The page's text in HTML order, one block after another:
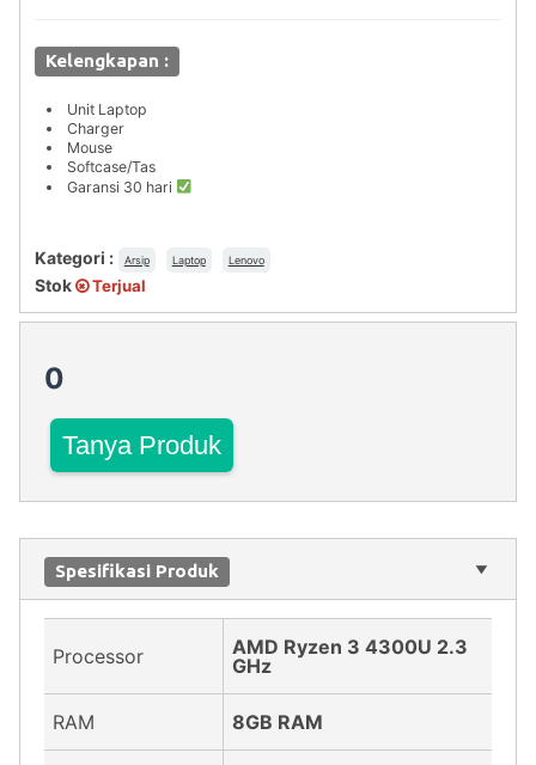
Kelengkapan :
Unit Laptop
Charger
Mouse
Softcase/Tas
Garansi 30 hari
Kategori : Arsip Laptop Lenovo
Stok Terjual
0
Tanya Produk
Spesifikasi Produk
Processor
AMD Ryzen 3 4300U 2.3
GHz
RAM 8GB RAM